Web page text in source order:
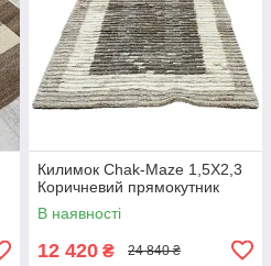
Килимок Chak-Maze 1,5Х2,3
Коричневий прямокутник
В наявності
12 420 ₴ 24 840 ₴